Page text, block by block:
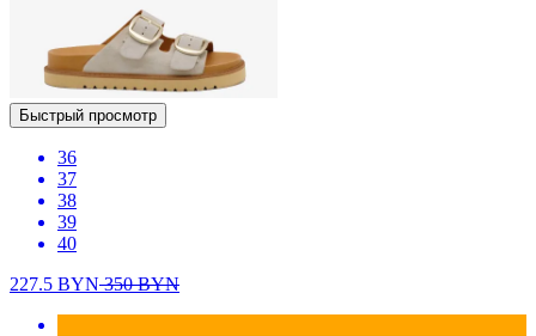
Быстрый просмотр
36
37
38
39
40
227.5 BYN350BYN